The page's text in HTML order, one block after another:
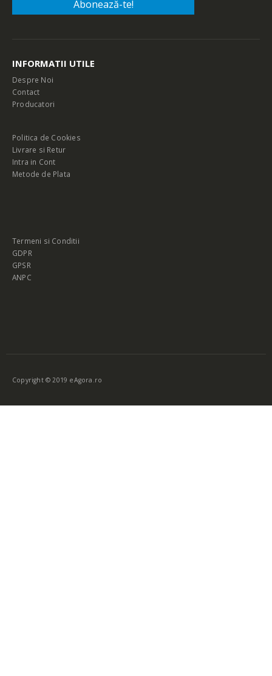
INFORMATII UTILE
Despre Noi
Contact
Producatori
Politica de Cookies
Livrare si Retur
Intra in Cont
Metode de Plata
Termeni si Conditii
GDPR
GPSR
ANPC
Copyright © 2019 eAgora.ro